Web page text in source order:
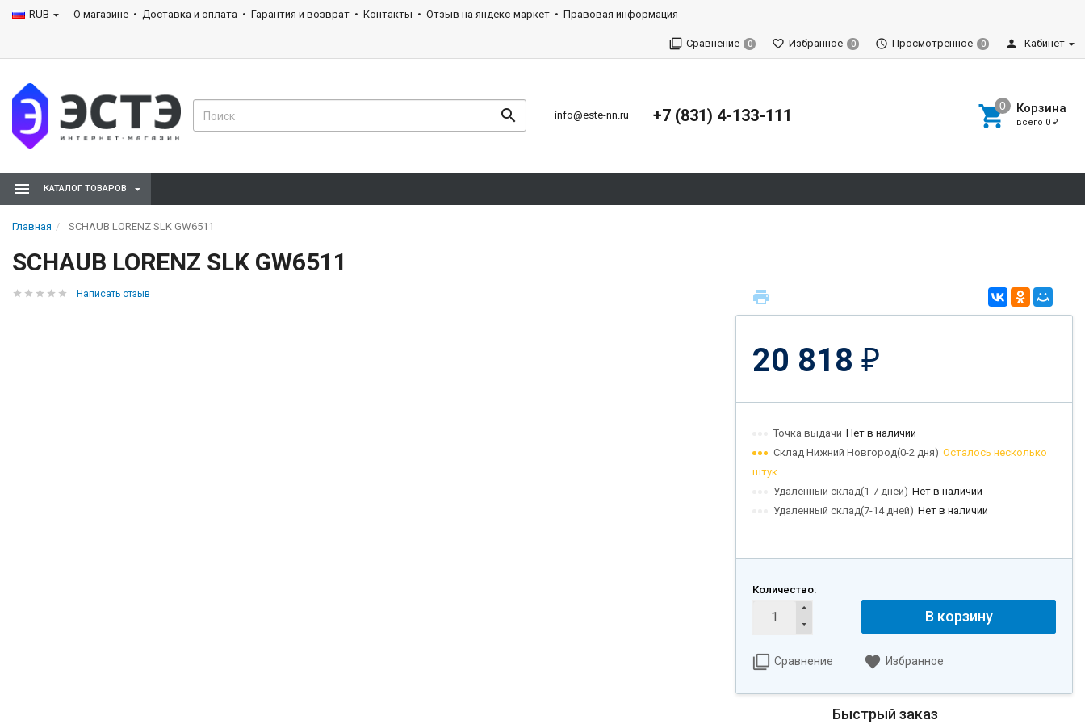
RUB О магазине Доставка и оплата Гарантия и возврат Контакты Отзыв на яндекс-маркет Правовая информация
Сравнение 0 Избранное 0 Просмотренное 0 Кабинет
info@este-nn.ru +7 (831) 4-133-111 Корзина
всего 0 ₽
КАТАЛОГ ТОВАРОВ
Главная SCHAUB LORENZ SLK GW6511
SCHAUB LORENZ SLK GW6511
Написать отзыв
20 818 ₽
Точка выдачи Нет в наличии
Склад Нижний Новгород(0-2 дня) Осталось несколько
штук
Удаленный склад(1-7 дней) Нет в наличии
Удаленный склад(7-14 дней) Нет в наличии
Количество:
В корзину
Сравнение Избранное
Быстрый заказ